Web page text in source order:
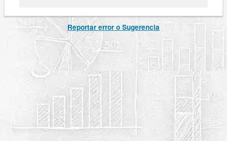
Reportar error o Sugerencia